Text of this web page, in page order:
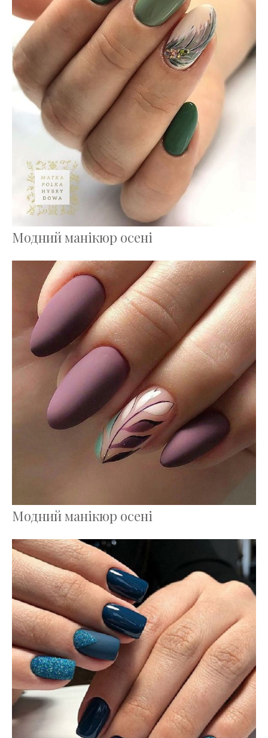
Модний манікюр осені
Модний манікюр осені